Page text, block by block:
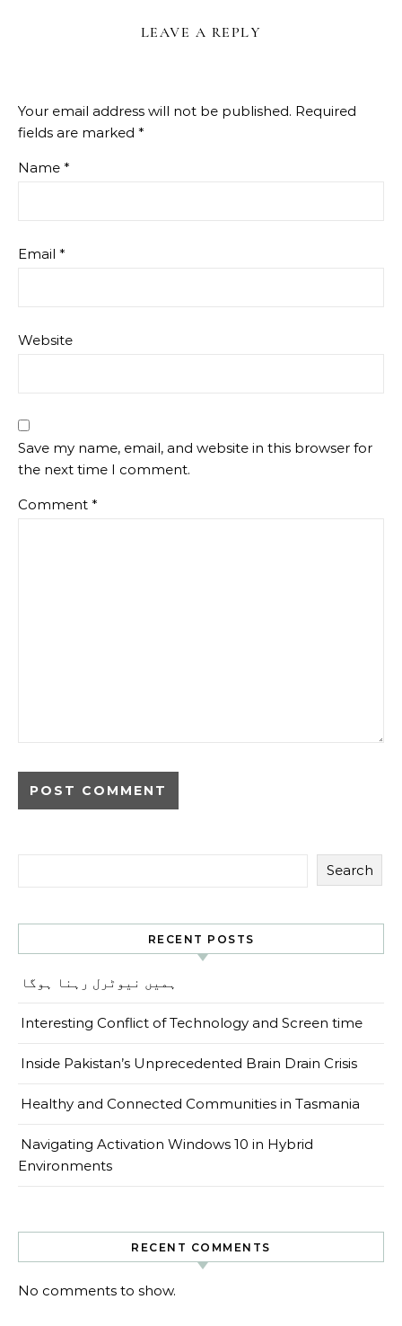
LEAVE A REPLY
Your email address will not be published. Required
fields are marked *
Name *
Email *
Website
Save my name, email, and website in this browser for
the next time I comment.
Comment *
Search
RECENT POSTS
ہمیں نیوٹرل رہنا ہوگا
Interesting Conflict of Technology and Screen time
Inside Pakistan’s Unprecedented Brain Drain Crisis
Healthy and Connected Communities in Tasmania
Navigating Activation Windows 10 in Hybrid
Environments
RECENT COMMENTS
No comments to show.